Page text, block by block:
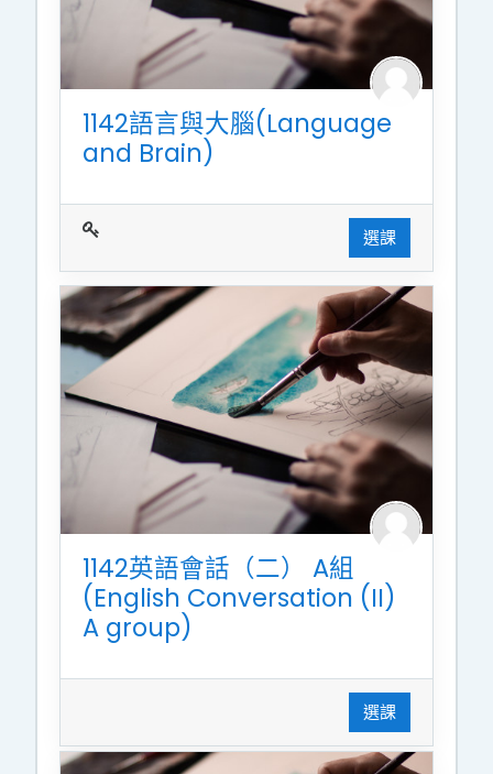
1142語言與大腦(Language
and Brain)
選課
1142英語會話（二） A組
(English Conversation (II)
A group)
選課